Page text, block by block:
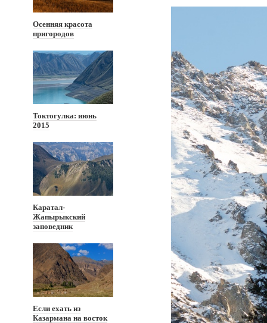
Осенняя красота
пригородов
Токтогулка: июнь
2015
Каратал-
Жапырыкский
заповедник
Если ехать из
Казармана на восток